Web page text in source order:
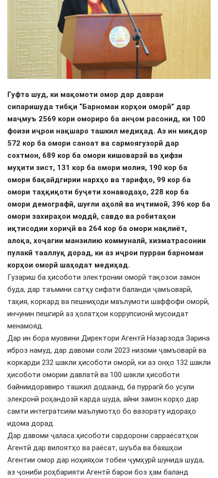
Гуфта шуд, ки мақомоти омор дар давраи
сипаришуда тибқи “Барномаи корҳои оморӣ” дар
маҷмуъ 2569 кори омориро ба анҷом расонид, ки 100
фоизи иҷрои нақшаро ташкил медиҳад. Аз ин миқдор
572 кор ба омори саноат ва сармоягузорӣ дар
сохтмон, 689 кор ба омори кишоварзӣ ва ҳифзи
муҳити зист, 131 кор ба омори молия, 190 кор ба
омори бақайдгирии нархҳо ва тарифҳо, 99 кор ба
омори таҳқиқоти буҷети хонаводаҳо, 228 кор ба
омори демографӣ, шуғли аҳолӣ ва иҷтимоӣ, 396 кор ба
омори захираҳои моддӣ, савдо ва робитаҳои
иқтисодии хориҷӣ ва 264 кор ба омори нақлиёт,
алоқа, хоҷагии манзилию коммуналӣ, хизматрасонии
пулакӣ тааллуқ дорад, ки аз иҷрои пурраи барномаи
корҳои оморӣ шаҳодат медиҳад.
Гузариш ба ҳисоботи электронии оморӣ тақозои замон
буда, дар таъмини сатҳу сифати баланди ҷамъоварӣ,
таҳия, коркард ва пешниҳоди маълумоти шаффофи оморӣ,
инчунин пешгирӣ аз ҳолатҳои коррупсионӣ мусоидат
менамояд.
Дар ин бора муовини Директори Агентӣ Назарзода Зарина
иброз намуд, дар давоми соли 2023 низоми ҷамъоварӣ ва
коркарди 232 шакли ҳисоботи оморӣ, ки аз онҳо 132 шакли
ҳисоботи омории давлатӣ ва 100 шакли ҳисоботи
байниидоравиро ташкил додаанд, ба пуррагӣ бо усули
элекронӣ роҳандозӣ карда шуда, айни замон корҳо дар
самти интегратсияи маълумотҳо бо вазорату идораҳо
идома дорад.
Дар давоми ҷаласа ҳисоботи сардорони сарраёсатҳои
Агентӣ дар вилоятҳо ва раёсат, шуъба ва бахшҳои
Агентии омор дар ноҳияҳои тобеи ҷумҳурӣ шунида шуда,
аз ҷониби роҳбарияти Агентӣ барои боз ҳам баланд